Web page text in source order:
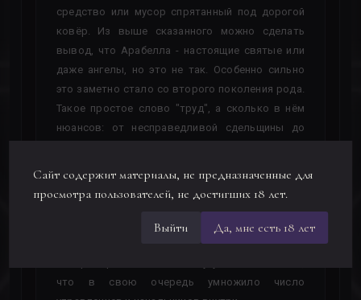
средство или мусор спрятанный под дорогой
ковёр. Из выше сказанного можно сделать
вывод, что Арабелла - настоящие святые или
даже ангелы, но это не так. Особенно сильно
это заметно стало со второго поколения рода.
Такое простое слово "труд", а сколько в нём
нюансов: от несправедливой сдельщины до
открываются взору. Дело начавшееся с
маленького завода по производству
недорогого инструмента, вскоре превратилось
в промышленного монстра, которого
что в свою очередь умножило число
Сайт содержит материалы, не предназначенные для
просмотра пользователей, не достигших 18 лет.
Выйти Да, мне есть 18 лет